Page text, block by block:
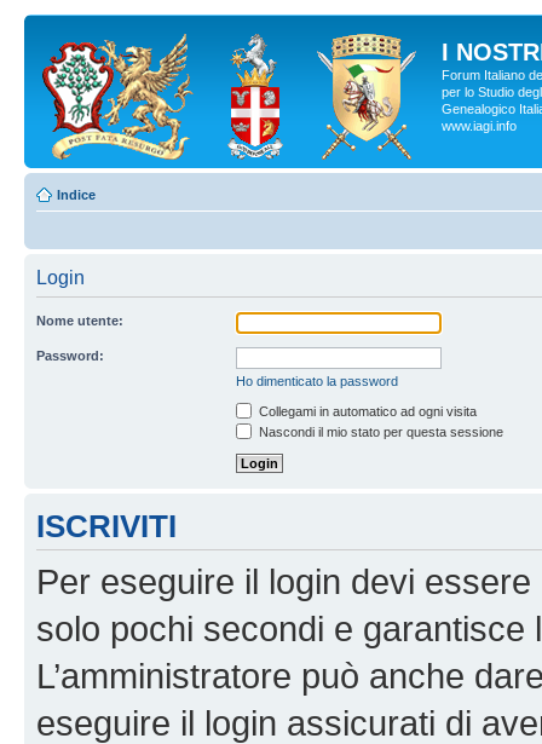
I
Forum Italiano
per lo Studio
Genealogico
www.iagi.info
Indice
Login
Nome utente:
Password:
Ho dimenticato la password
Collegami in automatico ad ogni visita
Nascondi il mio stato per questa sessione
ISCRIVITI
Per eseguire il login devi
solo pochi secondi e garantisce
L’amministratore può anche
eseguire il login assicurati di